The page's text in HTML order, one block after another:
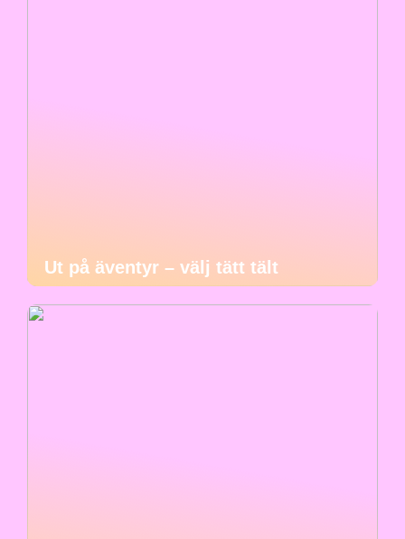
Ut på äventyr – välj tätt tält